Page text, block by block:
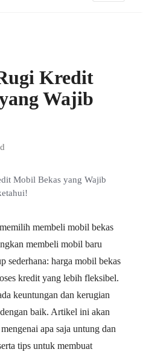
Kredit
Wajib
membeli mobil bekas
membeli mobil baru
sederhana: harga mobil bekas
kredit yang lebih fleksibel.
keuntungan dan kerugian
baik. Artikel ini akan
apa saja untung dan
tips untuk membuat